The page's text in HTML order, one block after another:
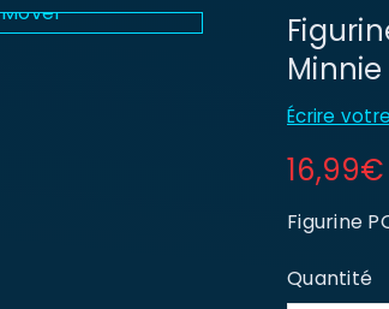
Écrire
16,99€
Figurine
Quantité